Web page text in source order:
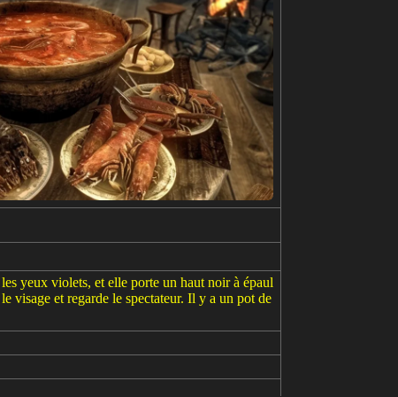
yeux violets, et elle porte un haut noir à épaul
visage et regarde le spectateur. Il y a un pot de